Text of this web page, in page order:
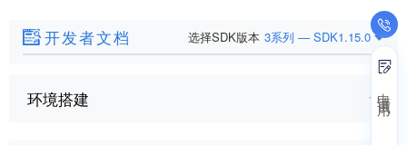
开发者文档 选择SDK版本 3系列 — SDK1.15.0
环境搭建